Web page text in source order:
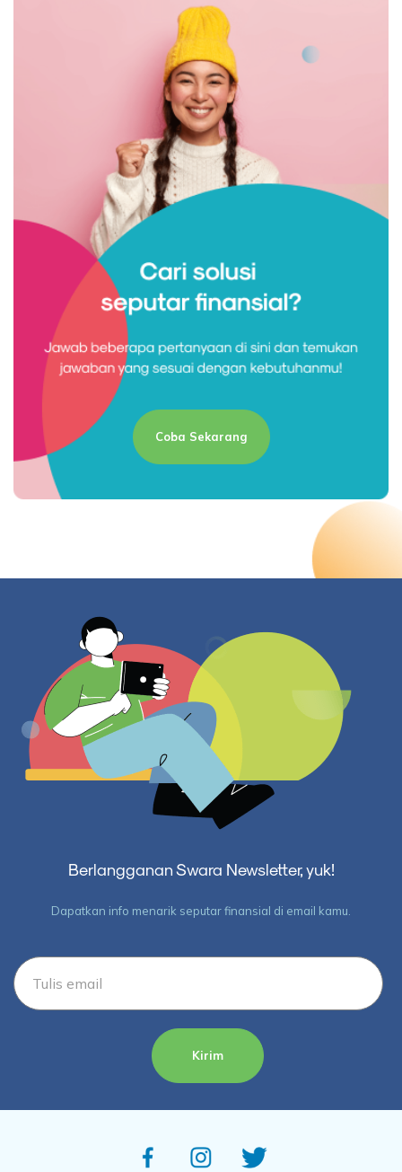
Coba Sekarang
Berlangganan Swara Newsletter, yuk!
Dapatkan info menarik seputar finansial di email kamu.
Kirim